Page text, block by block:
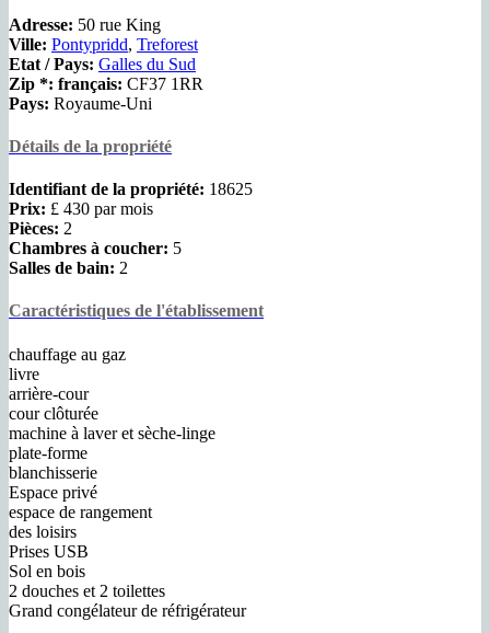
Adresse: 50 rue King
Ville: Pontypridd, Treforest
Etat / Pays: Galles du Sud
Zip *: français: CF37 1RR
Pays: Royaume-Uni
Détails de la propriété
Identifiant de la propriété: 18625
Prix: £ 430 par mois
Pièces: 2
Chambres à coucher: 5
Salles de bain: 2
Caractéristiques de l'établissement
chauffage au gaz
livre
arrière-cour
cour clôturée
machine à laver et sèche-linge
plate-forme
blanchisserie
Espace privé
espace de rangement
des loisirs
Prises USB
Sol en bois
2 douches et 2 toilettes
Grand congélateur de réfrigérateur